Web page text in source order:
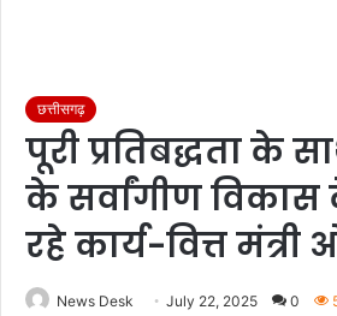
छत्तीसगढ़
पूरी प्रतिबद्धता के
के सर्वांगीण
रहे कार्य-वित्त मंत्री
News Desk July 22, 2025 0